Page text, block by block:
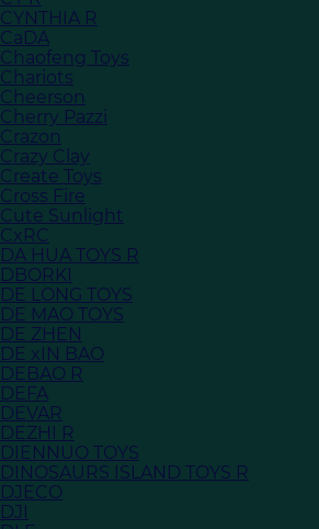
CYNTHIA R
CaDA
Chaofeng Toys
Chariots
Cheerson
Cherry Pazzi
Crazon
Crazy Clay
Create Toys
Cross Fire
Cute Sunlight
CxRC
DA HUA TOYS R
DBORKI
DE LONG TOYS
DE MAO TOYS
DE ZHEN
DE xIN BAO
DEBAO R
DEFA
DEVAR
DEZHI R
DIENNUO TOYS
DINOSAURS ISLAND TOYS R
DJECO
DJI